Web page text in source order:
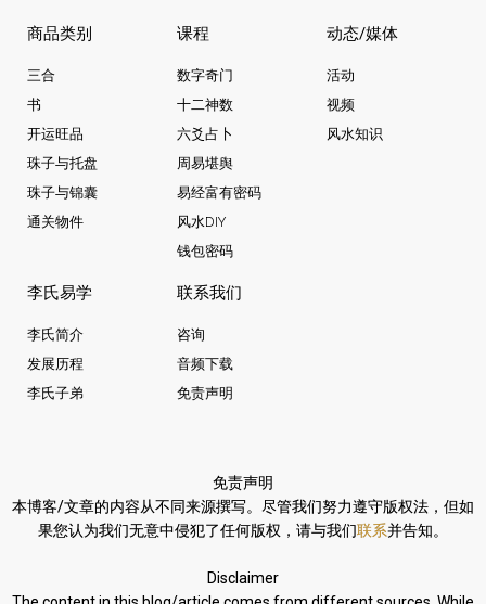
商品类别
三合
书
开运旺品
珠子与托盘
珠子与锦囊
通关物件
课程
数字奇门
十二神数
六爻占卜
周易堪舆
易经富有密码
风水DIY
钱包密码
动态/媒体
活动
视频
风水知识
李氏易学
李氏简介
发展历程
李氏子弟
联系我们
咨询
音频下载
免责声明
免责声明
本博客/文章的内容从不同来源撰写。 尽管我们努力遵守版权法， 但如
果您认为我们无意中侵犯了任何版权，请与我们联系并告知。
Disclaimer